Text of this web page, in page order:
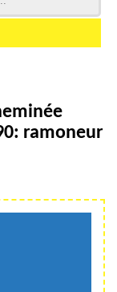
ramoneur